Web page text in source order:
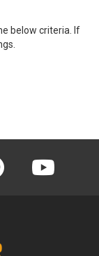
below criteria. If
KriptoHaber